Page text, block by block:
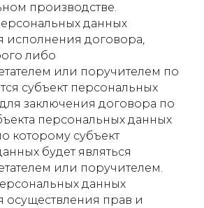
производстве.
данных
исполнения договора,
либо
или поручителем по
субъект персональных
заключения договора по
персональных данных
которому субъект
будет являться
или поручителем.
данных
осуществления прав и